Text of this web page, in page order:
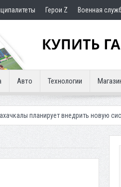
Герои Z Военная
Авто Технологии
внедрить новую систему для